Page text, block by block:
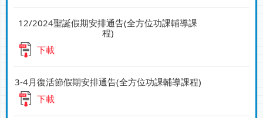
12/2024聖誕假期安排通告(全方位功課輔導課
程)
下載
3-4月復活節假期安排通告(全方位功課輔導課程)
下載